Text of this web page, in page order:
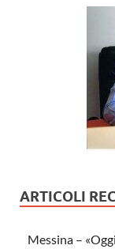
ARTICOLI
Messina –